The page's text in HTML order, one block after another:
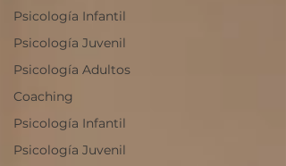
Psicología Infantil
Psicología Juvenil
Psicología Adultos
Coaching
Psicología Infantil
Psicología Juvenil